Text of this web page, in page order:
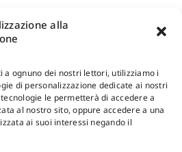
alla
a ognuno dei nostri lettori, utilizziamo i
di personalizzazione dedicate ai nostri
le permetterà di accedere a
al nostro sito, oppure accedere a una
ai suoi interessi negando il
Pagamenti Sicuri e anche Rateali